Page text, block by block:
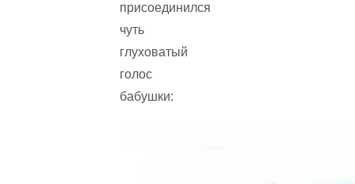
присоединился
чуть
глуховатый
голос
бабушки: